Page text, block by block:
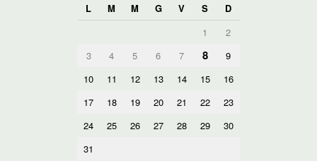
L
M M G V S
D
1
2
3
4 5 6 7 8
9
10
11 12 13 14 15
16
17
18 19 20 21 22
23
24
25 26 27 28 29
30
31